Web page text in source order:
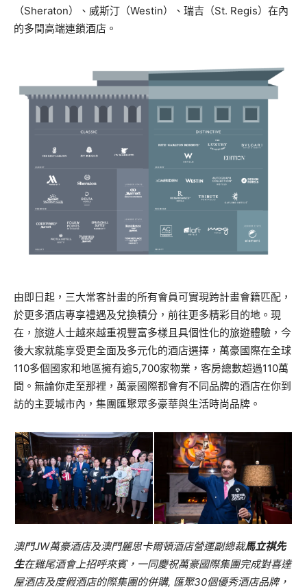
（Sheraton）、威斯汀（Westin）、瑞吉（St. Regis）在內
的多間高端連鎖酒店。
由即日起，三大常客計畫的所有會員可實現跨計畫會籍匹配，
於更多酒店專享禮遇及兌換積分，前往更多精彩目的地。現
在，旅遊人士越來越重視豐富多樣且具個性化的旅遊體驗，今
後大家就能享受更全面及多元化的酒店選擇，萬豪國際在全球
110多個國家和地區擁有逾5,700家物業，客房總數超過110萬
間。無論你走至那裡，萬豪國際都會有不同品牌的酒店在你到
訪的主要城市內，集團匯聚眾多豪華與生活時尚品牌。
澳門JW萬豪酒店及澳門麗思卡爾頓酒店營運副總裁馬立祺先
生在雞尾酒會上招呼來賓， 一同慶祝萬豪國際集團完成對喜達
屋酒店及度假酒店的際集團的併購, 匯聚30個優秀酒店品牌，